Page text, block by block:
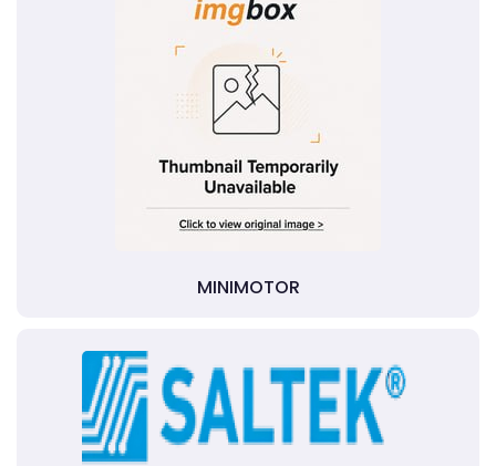
MINIMOTOR